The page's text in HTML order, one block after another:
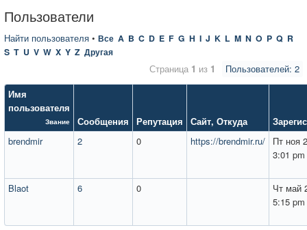
Вход
Пользователи
Найти пользователя • Все A B C D E F G H I J K L M N O P Q R
S T U V W X Y Z Другая
Пользователей: 2
Страница 1 из 1
Имя
пользователя
Звание Сообщения Репутация Сайт, Откуда
brendmir
2 0 https://brendmir.ru/
Пт ноя
3:01 pm
Blaot 6 0
Чт май
5:15 pm